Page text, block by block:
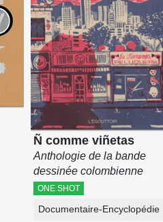
les
En
Ñ comme viñetas
Anthologie de la bande
dessinée colombienne
ONE SHOT
Documentaire-Encyclopédie